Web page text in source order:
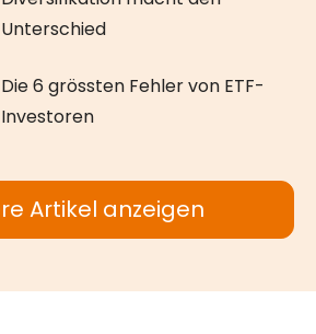
Unterschied
Die 6 grössten Fehler von ETF-
Investoren
Artikel anzeigen